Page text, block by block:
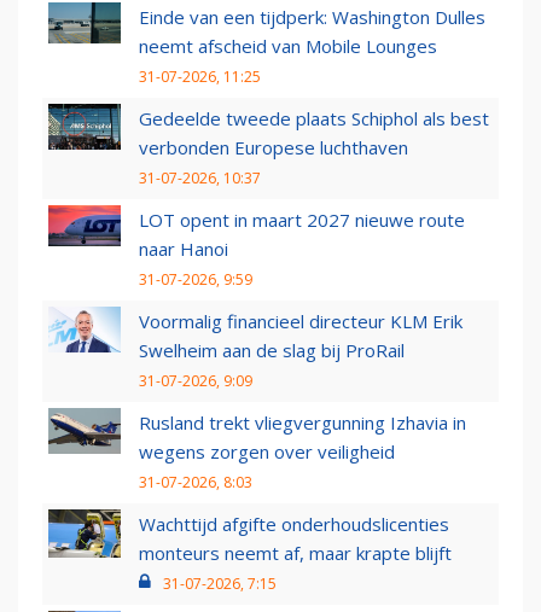
Einde van een tijdperk: Washington Dulles
neemt afscheid van Mobile Lounges
31-07-2026, 11:25
Gedeelde tweede plaats Schiphol als best
verbonden Europese luchthaven
31-07-2026, 10:37
LOT opent in maart 2027 nieuwe route
naar Hanoi
31-07-2026, 9:59
Voormalig financieel directeur KLM Erik
Swelheim aan de slag bij ProRail
31-07-2026, 9:09
Rusland trekt vliegvergunning Izhavia in
wegens zorgen over veiligheid
31-07-2026, 8:03
Wachttijd afgifte onderhoudslicenties
monteurs neemt af, maar krapte blijft
31-07-2026, 7:15